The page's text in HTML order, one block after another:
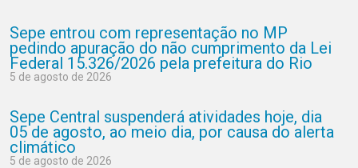
Sepe entrou com representação no MP
pedindo apuração do não cumprimento da Lei
Federal 15.326/2026 pela prefeitura do Rio
5 de agosto de 2026
Sepe Central suspenderá atividades hoje, dia
05 de agosto, ao meio dia, por causa do alerta
climático
5 de agosto de 2026